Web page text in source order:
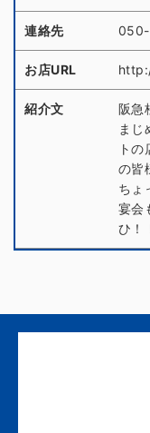
連絡先
お店URL
紹介文
阪急
まじ
ト
の皆
ちょ
宴会
ひ！